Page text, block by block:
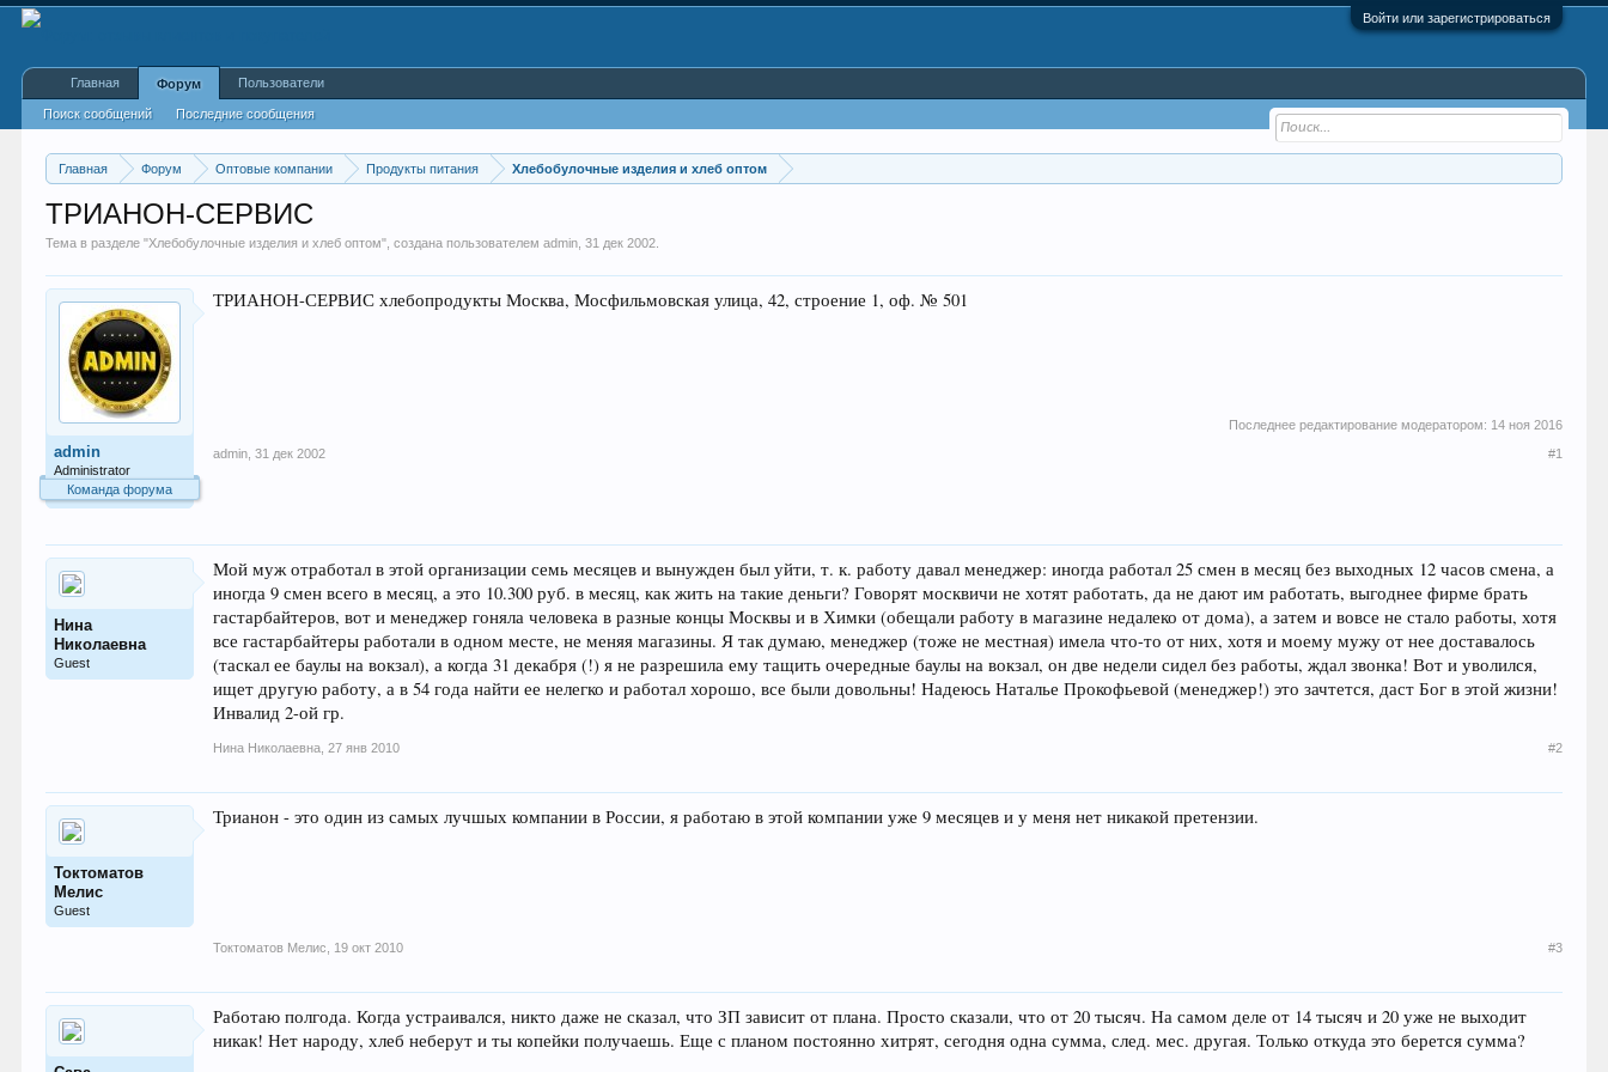
Войти или зарегистрироваться
Главная Форум Оптовые компании Продукты питания Хлебобулочные изделия и хлеб оптом
ТРИАНОН-СЕРВИС
Тема в разделе "Хлебобулочные изделия и хлеб оптом", создана пользователемadmin ,31 дек 2002
admin
Administrator
Команда форума
ТРИАНОН-СЕРВИС хлебопродукты Москва, Мосфильмовская улица, 42, строение 1, оф. № 501
Последнее редактирование модератором: 14 ноя 2016
admin 31 дек 2002 #1
Нина
Николаевна
Guest
Мой муж отработал в этой организации семь месяцев и вынужден был уйти, т. к. работу давал менеджер: иногда работал 25 смен в месяц без выходных 12 часов смена, а
иногда 9 смен всего в месяц, а это 10.300 руб. в месяц, как жить на такие деньги? Говорят москвичи не хотят работать, да не дают им работать, выгоднее фирме брать
гастарбайтеров, вот и менеджер гоняла человека в разные концы Москвы и в Химки (обещали работу в магазине недалеко от дома), а затем и вовсе не стало работы, хотя
все гастарбайтеры работали в одном месте, не меняя магазины. Я так думаю, менеджер (тоже не местная) имела что-то от них, хотя и моему мужу от нее доставалось
(таскал ее баулы на вокзал), а когда 31 декабря (!) я не разрешила ему тащить очередные баулы на вокзал, он две недели сидел без работы, ждал звонка! Вот и уволился,
ищет другую работу, а в 54 года найти ее нелегко и работал хорошо, все были довольны! Надеюсь Наталье Прокофьевой (менеджер!) это зачтется, даст Бог в этой жизни!
Инвалид 2-ой гр.
Нина Николаевна 27 янв 2010 #2
Токтоматов
Мелис
Guest
Трианон - это один из самых лучшых компании в России, я работаю в этой компании уже 9 месяцев и у меня нет никакой претензии.
Токтоматов Мелис 19 окт 2010 #3
Работаю полгода. Когда устраивался, никто даже не сказал, что ЗП зависит от плана. Просто сказали, что от 20 тысяч. На самом деле от 14 тысяч и 20 уже не выходит
никак! Нет народу, хлеб неберут и ты копейки получаешь. Еще с планом постоянно хитрят, сегодня одна сумма, след. мес. другая. Только откуда это берется сумма?
Главная Форум
Поиск сообщений Последние сообщения
Пользователи